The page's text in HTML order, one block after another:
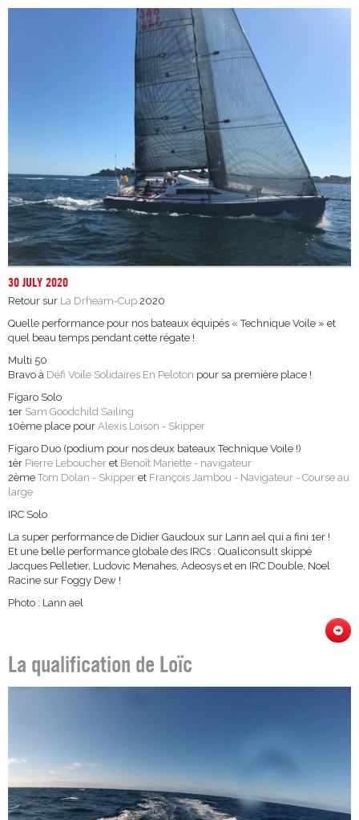
30 JULY 2020
Retour sur La Drheam-Cup 2020
Quelle performance pour nos bateaux équipés « Technique Voile » et
quel beau temps pendant cette régate !
Multi 50
Bravo à Défi Voile Solidaires En Peloton pour sa première place !
Figaro Solo
1er Sam Goodchild Sailing
10ème place pour Alexis Loison - Skipper
Figaro Duo (podium pour nos deux bateaux Technique Voile !)
1èr Pierre Leboucher et Benoît Mariette - navigateur
2ème Tom Dolan - Skipper et François Jambou - Navigateur - Course au
large
IRC Solo
La super performance de Didier Gaudoux sur Lann ael qui a fini 1er !
Et une belle performance globale des IRCs : Qualiconsult skippé
Jacques Pelletier, Ludovic Menahes, Adeosys et en IRC Double, Noel
Racine sur Foggy Dew !
Photo : Lann ael
La qualification de Loïc